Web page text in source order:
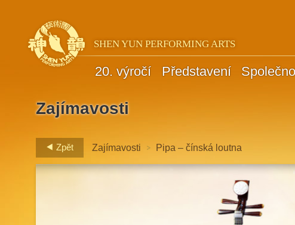
SHEN YUN PERFORMING ARTS
20. výročí Představení
Zajímavosti
Zpět Zajímavosti > Pipa – čínská loutna